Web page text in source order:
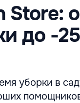
Store:
до -
уборки в